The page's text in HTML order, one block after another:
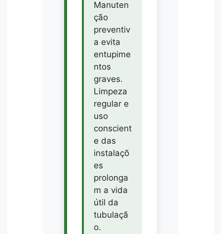
Manuten
ção
preventiv
a evita
entupime
ntos
graves.
Limpeza
regular e
uso
conscient
e das
instalaçõ
es
prolonga
m a vida
útil da
tubulaçã
o.